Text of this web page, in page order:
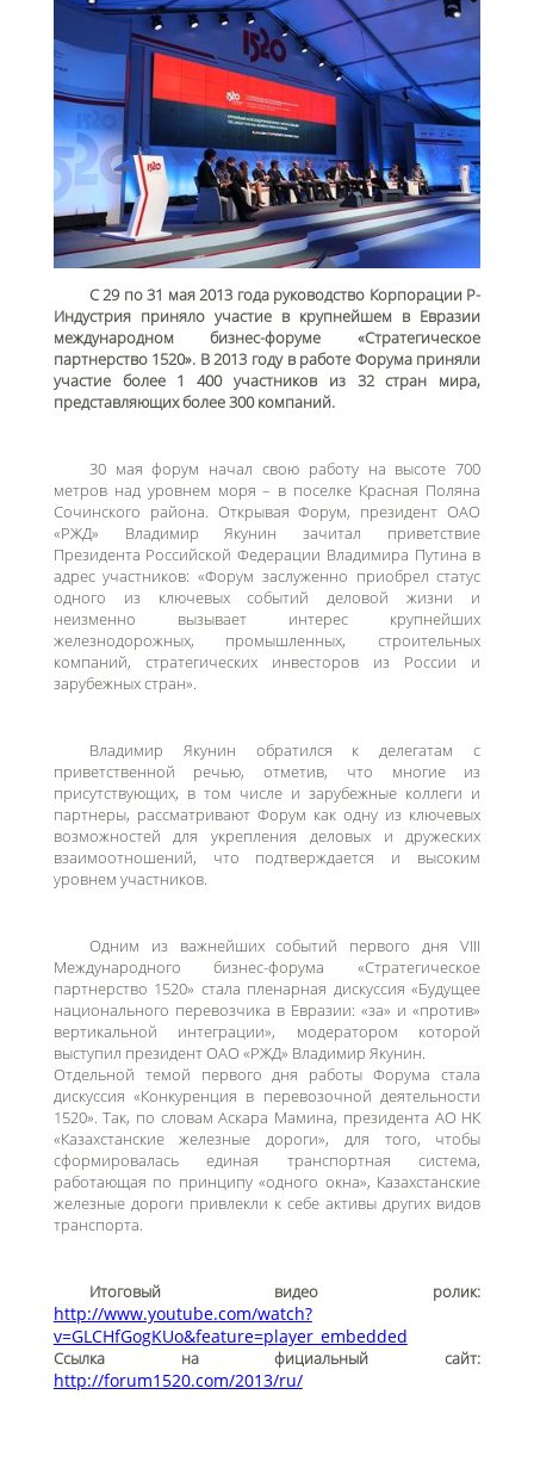
С 29 по 31 мая 2013 года руководство Корпорации Р-
Индустрия приняло участие в крупнейшем в Евразии
международном бизнес-форуме «Стратегическое
партнерство 1520». В 2013 году в работе Форума приняли
участие более 1 400 участников из 32 стран мира,
представляющих более 300 компаний.
30 мая форум начал свою работу на высоте 700
метров над уровнем моря – в поселке Красная Поляна
Сочинского района. Открывая Форум, президент ОАО
«РЖД» Владимир Якунин зачитал приветствие
Президента Российской Федерации Владимира Путина в
адрес участников: «Форум заслуженно приобрел статус
одного из ключевых событий деловой жизни и
неизменно вызывает интерес крупнейших
железнодорожных, промышленных, строительных
компаний, стратегических инвесторов из России и
зарубежных стран».
Владимир Якунин обратился к делегатам с
приветственной речью, отметив, что многие из
присутствующих, в том числе и зарубежные коллеги и
партнеры, рассматривают Форум как одну из ключевых
возможностей для укрепления деловых и дружеских
взаимоотношений, что подтверждается и высоким
уровнем участников.
Одним из важнейших событий первого дня VIII
Международного бизнес-форума «Стратегическое
партнерство 1520» стала пленарная дискуссия «Будущее
национального перевозчика в Евразии: «за» и «против»
вертикальной интеграции», модератором которой
выступил президент ОАО «РЖД» Владимир Якунин.
Отдельной темой первого дня работы Форума стала
дискуссия «Конкуренция в перевозочной деятельности
1520». Так, по словам Аскара Мамина, президента АО НК
«Казахстанские железные дороги», для того, чтобы
сформировалась единая транспортная система,
работающая по принципу «одного окна», Казахстанские
железные дороги привлекли к себе активы других видов
транспорта.
Итоговый видео ролик:
http://www.youtube.com/watch?
v=GLCHfGogKUo&feature=player_embedded
Ссылка на фициальный сайт:
http://forum1520.com/2013/ru/